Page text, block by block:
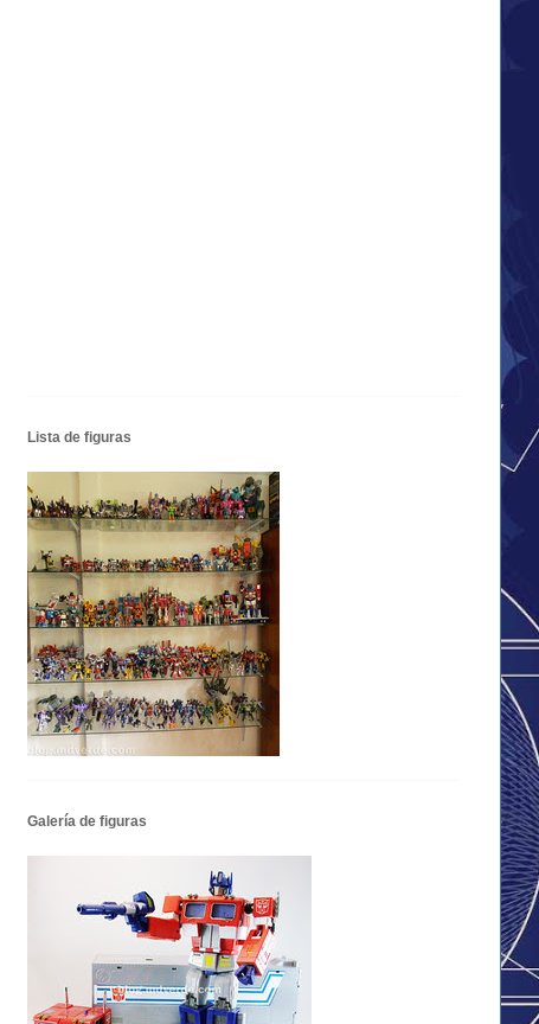
Lista de figuras
Galería de figuras